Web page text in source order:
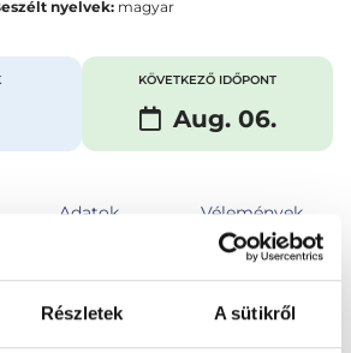
Részletek A sütikről
nyelvek:magyar
KÖVETKEZŐ IDŐPONT
Aug. 06.
Adatok Vélemények